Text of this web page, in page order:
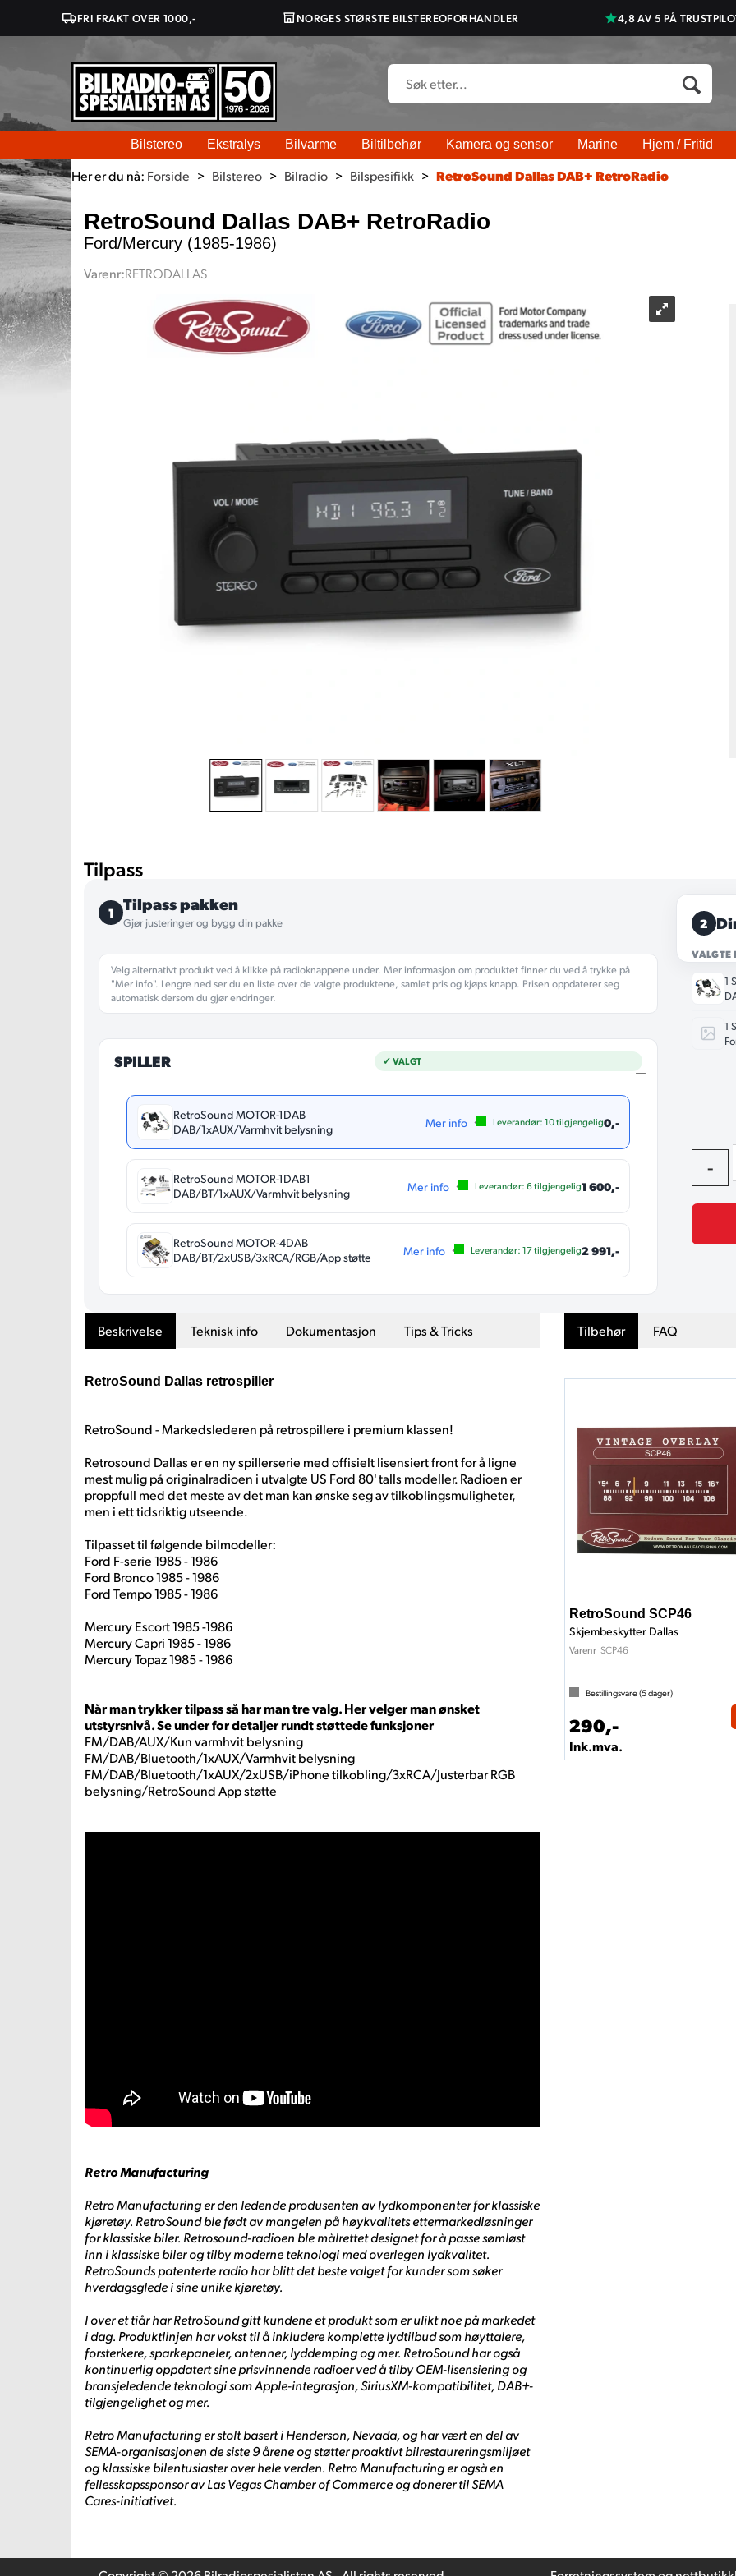
FRI FRAKT OVER 1000,- NORGES STØRSTE BILSTEREOFORHANDLER 4,8 AV 5 PÅ
Bilstereo Ekstralys Bilvarme Biltilbehør Kamera og sensor Marine Hjem / Fritid
Her er du nå: Forside > Bilstereo > Bilradio > Bilspesifikk > RetroSound Dallas DAB+ RetroRadio
RetroSound Dallas DAB+ RetroRadio
Ford/Mercury (1985-1986)
Varenr:RETRODALLAS
Tilpass
1 Tilpass pakken
Gjør justeringer og bygg din pakke
Velg alternativt produkt ved å klikke på radioknappene under. Mer informasjon om produktet finner du ved å trykke på
"Mer info". Lengre ned ser du en liste over de valgte produktene, samlet pris og kjøps knapp. Prisen oppdaterer seg
automatisk dersom du gjør endringer.
SPILLER ✓ VALGT
RetroSound MOTOR-1DAB
DAB/1xAUX/Varmhvit belysning
Mer info Leverandør:10tilgjengelig0,-
RetroSound MOTOR-1DAB1
DAB/BT/1xAUX/Varmhvit belysning
Mer info Leverandør:6tilgjengelig1 600,-
RetroSound MOTOR-4DAB
DAB/BT/2xUSB/3xRCA/RGB/App støtte
Mer info Leverandør:17tilgjengelig2 991,-
2
VALGTE
1
1
-
Beskrivelse Teknisk info Dokumentasjon Tips & Tricks
RetroSound Dallas retrospiller
RetroSound - Markedslederen på retrospillere i premium klassen!
Retrosound Dallas er en ny spillerserie med offisielt lisensiert front for å ligne
mest mulig på originalradioen i utvalgte US Ford 80' talls modeller. Radioen er
proppfull med det meste av det man kan ønske seg av tilkoblingsmuligheter,
men i ett tidsriktig utseende.
Tilpasset til følgende bilmodeller:
Ford F-serie 1985 - 1986
Ford Bronco 1985 - 1986
Ford Tempo 1985 - 1986
Mercury Escort 1985 -1986
Mercury Capri 1985 - 1986
Mercury Topaz 1985 - 1986
Når man trykker tilpass så har man tre valg. Her velger man ønsket
utstyrsnivå. Se under for detaljer rundt støttede funksjoner
FM/DAB/AUX/Kun varmhvit belysning
FM/DAB/Bluetooth/1xAUX/Varmhvit belysning
FM/DAB/Bluetooth/1xAUX/2xUSB/iPhone tilkobling/3xRCA/Justerbar RGB
belysning/RetroSound App støtte
Retro Manufacturing
Retro Manufacturing er den ledende produsenten av lydkomponenter for klassiske
kjøretøy. RetroSound ble født av mangelen på høykvalitets ettermarkedløsninger
for klassiske biler. Retrosound-radioen ble målrettet designet for å passe sømløst
inn i klassiske biler og tilby moderne teknologi med overlegen lydkvalitet.
RetroSounds patenterte radio har blitt det beste valget for kunder som søker
hverdagsglede i sine unike kjøretøy.
I over et tiår har RetroSound gitt kundene et produkt som er ulikt noe på markedet
i dag. Produktlinjen har vokst til å inkludere komplette lydtilbud som høyttalere,
forsterkere, sparkepaneler, antenner, lyddemping og mer. RetroSound har også
kontinuerlig oppdatert sine prisvinnende radioer ved å tilby OEM-lisensiering og
bransjeledende teknologi som Apple-integrasjon, SiriusXM-kompatibilitet, DAB+-
tilgjengelighet og mer.
Retro Manufacturing er stolt basert i Henderson, Nevada, og har vært en del av
SEMA-organisasjonen de siste 9 årene og støtter proaktivt bilrestaureringsmiljøet
og klassiske bilentusiaster over hele verden. Retro Manufacturing er også en
fellesskapssponsor av Las Vegas Chamber of Commerce og donerer til SEMA
Cares-initiativet.
Tilbehør FAQ
RetroSound SCP46
Skjembeskytter Dallas
Varenr SCP46
Bestillingsvare (5dager)
290,-
Ink.mva.